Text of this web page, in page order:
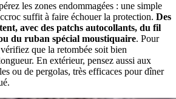
les zones endommagées : une simple
suffit à faire échouer la protection. Des
avec des patchs autocollants, du fil
du ruban spécial moustiquaire. Pour
que la retombée soit bien
En extérieur, pensez aussi aux
ou de pergolas, très efficaces pour dîner